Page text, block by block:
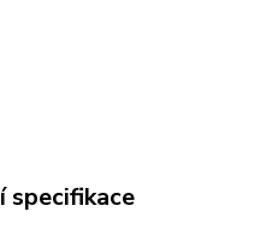
specifikace